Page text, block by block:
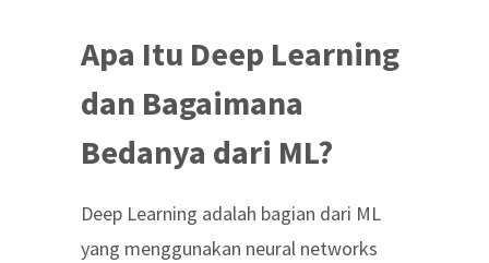
Apa Itu Deep Learning
dan Bagaimana
Bedanya dari ML?
Deep Learning adalah bagian dari ML
yang menggunakan neural networks